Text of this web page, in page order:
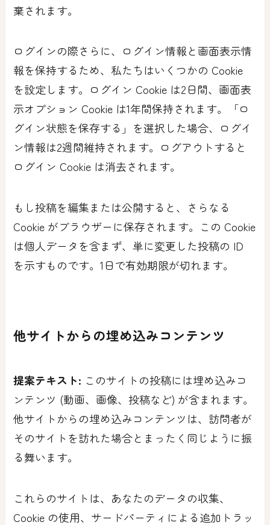
棄されます。
ログインの際さらに、ログイン情報と画面表示情
報を保持するため、私たちはいくつかの Cookie
を設定します。ログイン Cookie は2日間、画面表
示オプション Cookie は1年間保持されます。「ロ
グイン状態を保存する」を選択した場合、ログイ
ン情報は2週間維持されます。ログアウトすると
ログイン Cookie は消去されます。
もし投稿を編集または公開すると、さらなる
Cookie がブラウザーに保存されます。この Cookie
は個人データを含まず、単に変更した投稿の ID
を示すものです。1日で有効期限が切れます。
他サイトからの埋め込みコンテンツ
提案テキスト: このサイトの投稿には埋め込みコ
ンテンツ (動画、画像、投稿など) が含まれます。
他サイトからの埋め込みコンテンツは、訪問者が
そのサイトを訪れた場合とまったく同じように振
る舞います。
これらのサイトは、あなたのデータの収集、
Cookie の使用、サードパーティによる追加トラッ